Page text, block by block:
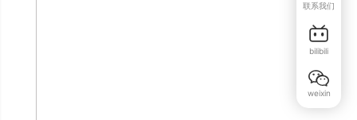
联系我们
bilibili
weixin